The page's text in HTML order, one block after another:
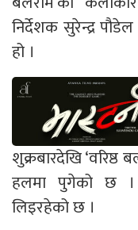
निर्देशक सुरेन्द्र
हो ।
शुक्रबारदेखि ‘वरिष्ठ
हलमा पुगेको छ ।
लिइरहेको छ ।